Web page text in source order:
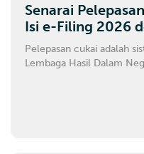
Senarai
Isi e-Filing 2026
Pelepasan cukai adalah
Lembaga Hasil Dalam